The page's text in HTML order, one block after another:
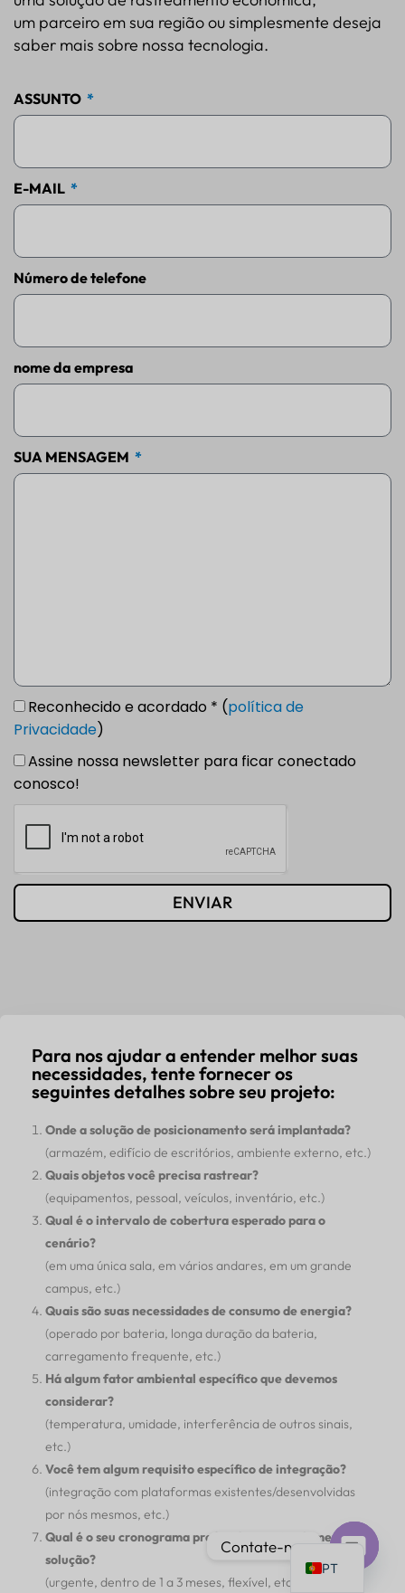
um parceiro em sua região ou simplesmente deseja
saber mais sobre nossa tecnologia.
ASSUNTO
E-MAIL
Número de telefone
nome da empresa
SUA MENSAGEM
Reconhecido e acordado * (política de
Privacidade)
Assine nossa newsletter para ficar conectado
conosco!
ENVIAR
Para nos ajudar a entender melhor suas
necessidades, tente fornecer os
seguintes detalhes sobre seu projeto:
Onde a solução de posicionamento será implantada?
(armazém, edifício de escritórios, ambiente externo, etc.)
Quais objetos você precisa rastrear?
(equipamentos, pessoal, veículos, inventário, etc.)
Qual é o intervalo de cobertura esperado para o
cenário?
(em uma única sala, em vários andares, em um grande
campus, etc.)
Quais são suas necessidades de consumo de energia?
(operado por bateria, longa duração da bateria,
carregamento frequente, etc.)
Há algum fator ambiental específico que devemos
considerar?
(temperatura, umidade, interferência de outros sinais,
etc.)
Você tem algum requisito específico de integração?
(integração com plataformas existentes/desenvolvidas
por nós mesmos, etc.)
Qual é o seu cronograma preferido para implementar a
solução?
(urgente, dentro de 1 a 3 meses, flexível, etc.)
PT
EN
KO
DE
Contate-nos